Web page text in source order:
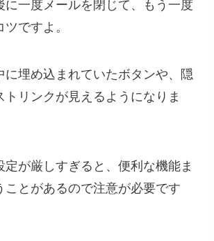
に一度メールを閉じて、もう一度
ですよ。
に埋め込まれていたボタンや、隠
トリンクが見えるようになりま
定が厳しすぎると、便利な機能ま
ことがあるので注意が必要です